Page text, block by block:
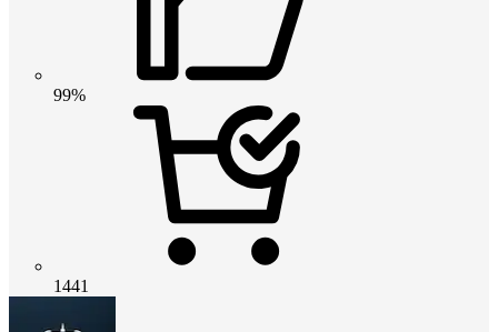
99%
1441